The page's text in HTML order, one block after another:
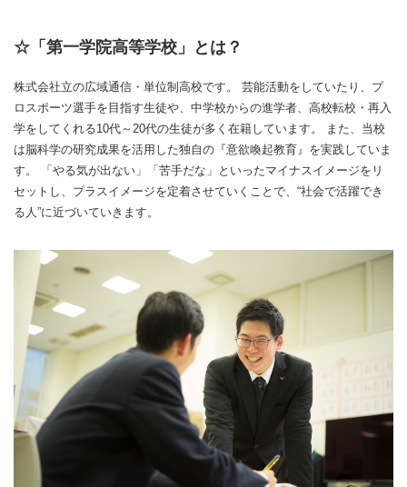
☆「第一学院高等学校」とは？
株式会社立の広域通信・単位制高校です。 芸能活動をしていたり、プ
ロスポーツ選手を目指す生徒や、中学校からの進学者、高校転校・再入
学をしてくれる10代～20代の生徒が多く在籍しています。 また、当校
は脳科学の研究成果を活用した独自の『意欲喚起教育』を実践していま
す。 「やる気が出ない」「苦手だな」といったマイナスイメージをリ
セットし、プラスイメージを定着させていくことで、“社会で活躍でき
る人”に近づいていきます。